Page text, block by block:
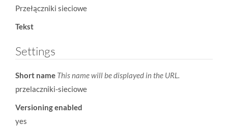
Przełączniki sieciowe
Tekst
Settings
Short name This name will be displayed in the URL.
przelaczniki-sieciowe
Versioning enabled
yes